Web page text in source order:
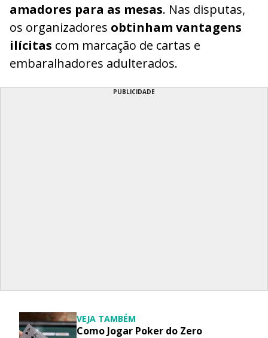
amadores para as mesas. Nas disputas,
os organizadores obtinham vantagens
ilícitas com marcação de cartas e
embaralhadores adulterados.
PUBLICIDADE
VEJA TAMBÉM
Como Jogar Poker do Zero